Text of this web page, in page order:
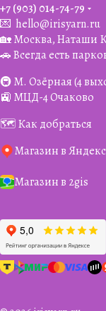
+7 (903) 014-74-79‬
💌 hello@irisyarn.ru
🏡 Москва, Наташи
🚗 Всегда есть
🚇 М. Озёрная (4
🚉 МЦД-4 Очаково
🗺️ Как добраться
Магазин в
Магазин в 2gis